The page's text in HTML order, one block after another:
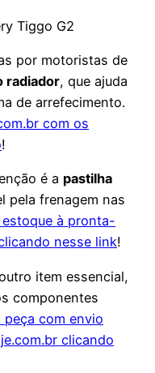
Tiggo G2
por motoristas de
radiador, que ajuda
de arrefecimento.
com os
!
é a pastilha
pela frenagem nas
à pronta-
nesse link!
item essencial,
componentes
peça com envio
clicando